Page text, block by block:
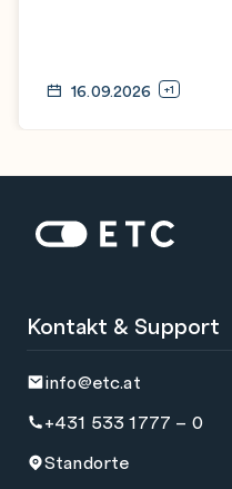
16.09.2026 +1
Startseite: ETC
Kontakt & Support
info@etc.at
+431 533 1777 – 0
Standorte